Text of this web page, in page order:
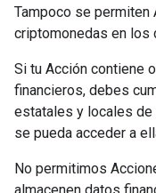
Tampoco se permiten
criptomonedas en los
Si tu Acción contiene
financieros, debes
estatales y locales
se pueda acceder a
No permitimos